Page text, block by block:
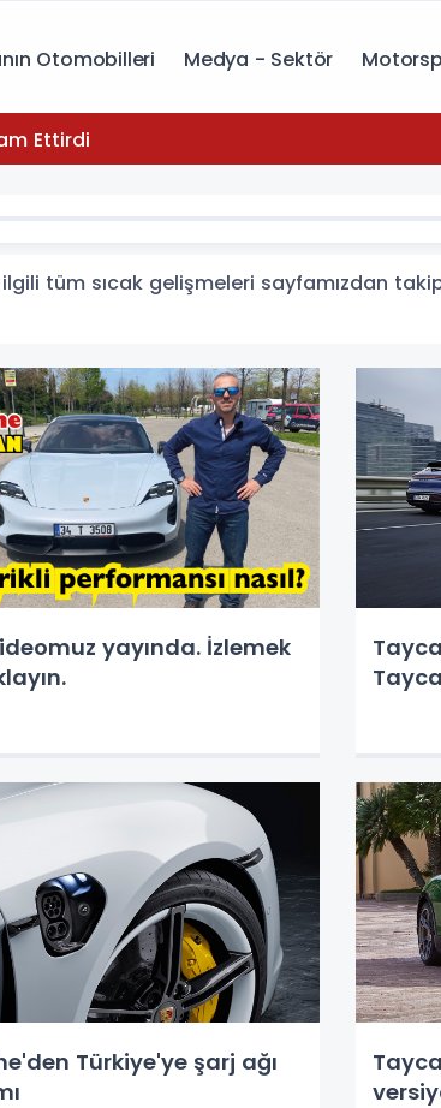
Otomobilleri Medya - Sektör
Ettirdi
tüm sıcak gelişmeleri sayfamızdan
yayında. İzlemek
Türkiye'ye şarj ağı